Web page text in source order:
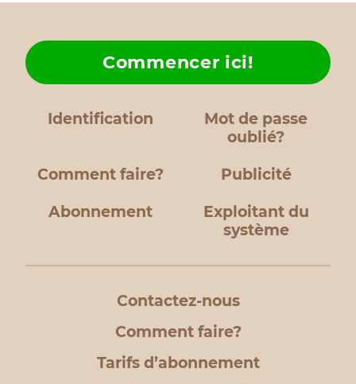
Identification
Mot de passe
oublié?
Comment faire?
Commencer ici!
Publicité
Abonnement
Exploitant du
système
Contactez-nous
Comment faire?
Tarifs d’abonnement